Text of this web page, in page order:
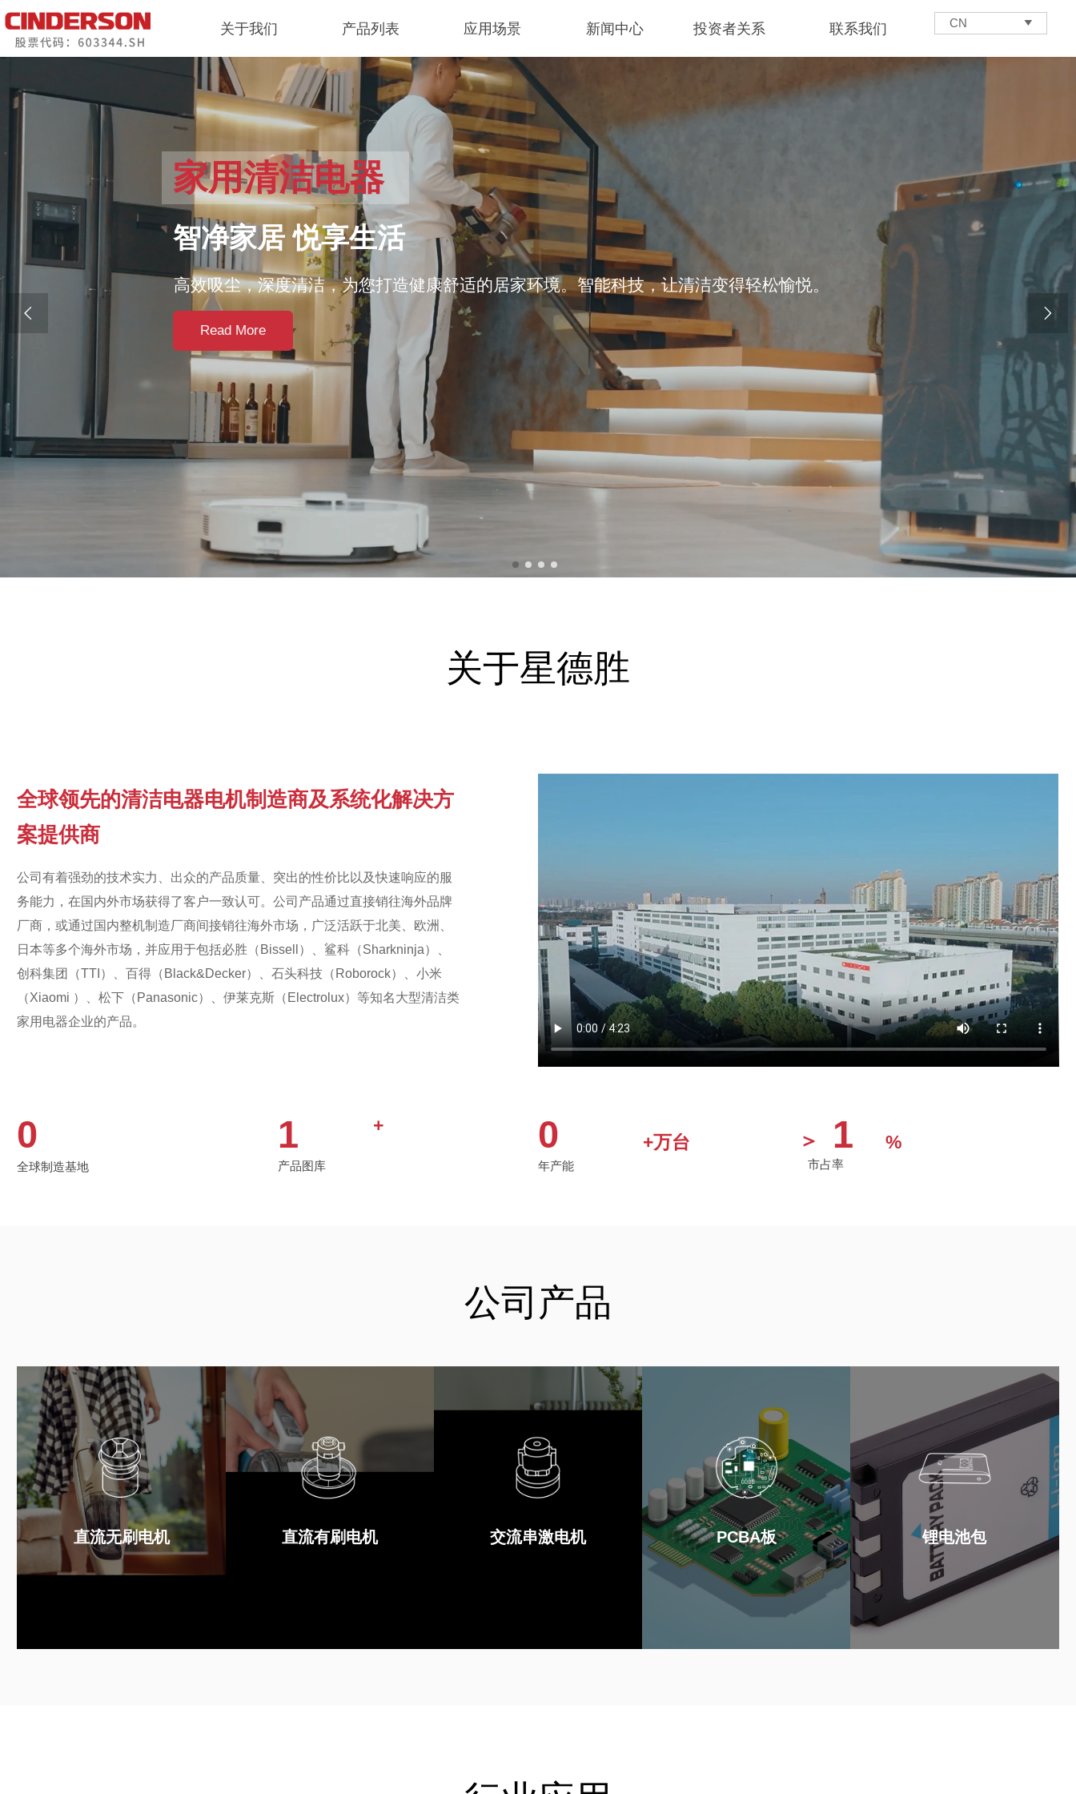
关于我们 产品列表 应用场景 新闻中心 投资者关系 联系我们 CN 
家用清洁电器
智净家居 悦享生活
高效吸尘，深度清洁，为您打造健康舒适的居家环境。智能科技，让清洁变得轻松愉悦。
Read More
 
关于星德胜
全球领先的清洁电器电机制造商及系统化解决方
案提供商
公司有着强劲的技术实力、出众的产品质量、突出的性价比以及快速响应的服
务能力，在国内外市场获得了客户一致认可。公司产品通过直接销往海外品牌
厂商，或通过国内整机制造厂商间接销往海外市场，广泛活跃于北美、欧洲、
日本等多个海外市场，并应用于包括必胜（Bissell）、鲨科（Sharkninja）、
创科集团（TTI）、百得（Black&Decker）、石头科技（Roborock）、小米
（Xiaomi ）、松下（Panasonic）、伊莱克斯（Electrolux）等知名大型清洁类
家用电器企业的产品。
0
全球制造基地
1 +
产品图库
0 +万台
年产能
＞ 1 %
市占率
公司产品
直流无刷电机
直流无刷电机
查看详情
直流有刷电机 交流串激电机 PCBA板
PCBA板
查看详情
锂电池包
锂电池包
查看详情